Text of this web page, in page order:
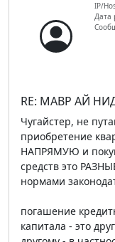
IP/
Дата
RE: МАВР АЙ
Чугайстер, не
приобретение
НАПРЯМУЮ и
средств это
нормами
погашение
капитала - это